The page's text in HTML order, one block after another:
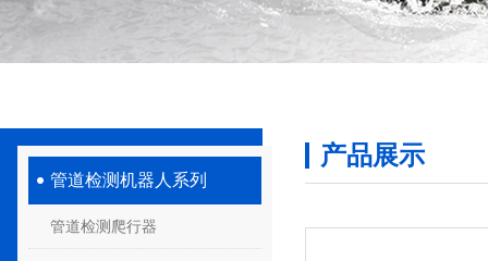
管道检测机器人系列
管道检测爬行器
产品展示